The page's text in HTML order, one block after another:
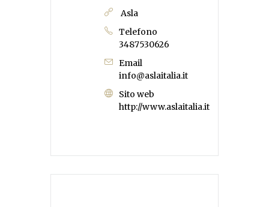
Asla
Telefono
3487530626
Email
info@aslaitalia.it
Sito web
http://www.aslaitalia.it